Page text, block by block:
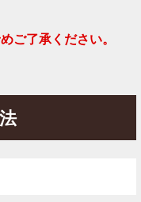
ご了承ください。